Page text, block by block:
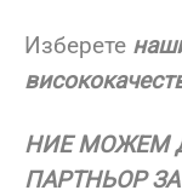
Изберете
НИЕ МОЖЕМ
ПАРТНЬОР